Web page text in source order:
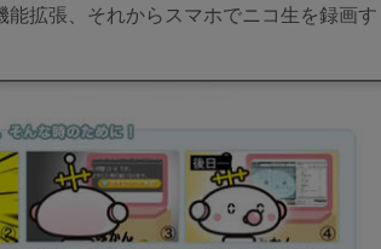
拡張、それからスマホでニコ生を録画す